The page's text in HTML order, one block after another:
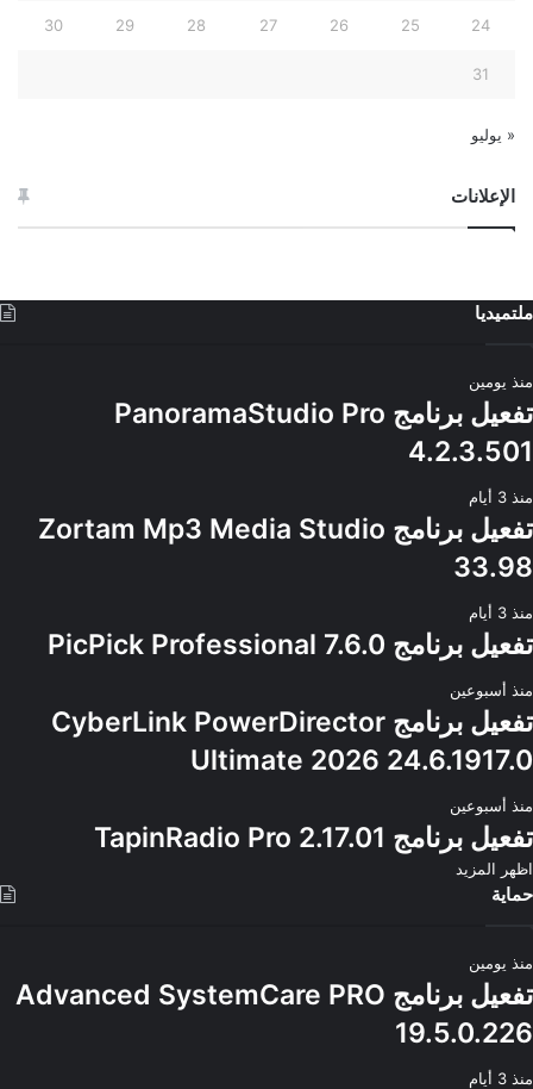
24
25
26
27
28
29
30
31
« يوليو
الإعلانات
ملتميديا
منذ يومين
تفعيل برنامج PanoramaStudio Pro
4.2.3.501
منذ 3 أيام
تفعيل برنامج Zortam Mp3 Media Studio
33.98
منذ 3 أيام
تفعيل برنامج PicPick Professional 7.6.0
منذ أسبوعين
تفعيل برنامج CyberLink PowerDirector
Ultimate 2026 24.6.1917.0
منذ أسبوعين
تفعيل برنامج TapinRadio Pro 2.17.01
اظهر المزيد
حماية
منذ يومين
تفعيل برنامج Advanced SystemCare PRO
19.5.0.226
منذ 3 أيام